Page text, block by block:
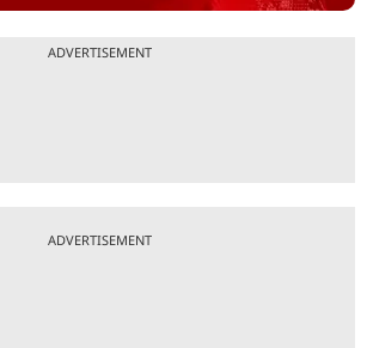
ADVERTISEMENT
ADVERTISEMENT